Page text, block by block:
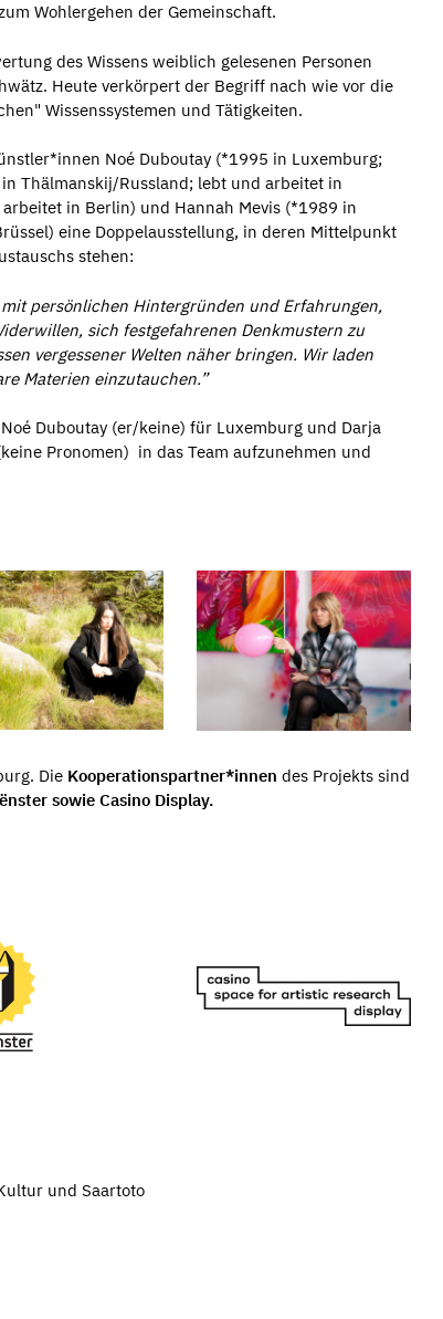
Wohlergehen der Gemeinschaft.
des Wissens weiblich gelesenen Personen
Heute verkörpert der Begriff nach wie vor die
Wissenssystemen und Tätigkeiten.
Noé Duboutay (*1995 in Luxemburg;
Thälmanskij/Russland; lebt und arbeitet in
in Berlin) und Hannah Mevis (*1989 in
eine Doppelausstellung, in deren Mittelpunkt
stehen:
persönlichen Hintergründen und Erfahrungen,
sich festgefahrenen Denkmustern zu
vergessener Welten näher bringen. Wir laden
Materien einzutauchen.”
Duboutay (er/keine) für Luxemburg und Darja
Pronomen) in das Team aufzunehmen und
Die Kooperationspartner*innen des Projekts sind
sowie Casino Display.
und Saartoto